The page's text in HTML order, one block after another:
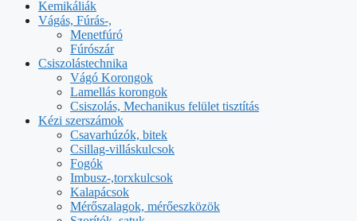
Kemikáliák
Vágás, Fúrás-,
Menetfúró
Fúrószár
Csiszolástechnika
Vágó Korongok
Lamellás korongok
Csiszolás, Mechanikus felület tisztítás
Kézi szerszámok
Csavarhúzók, bitek
Csillag-villáskulcsok
Fogók
Imbusz-,torxkulcsok
Kalapácsok
Mérőszalagok, mérőeszközök